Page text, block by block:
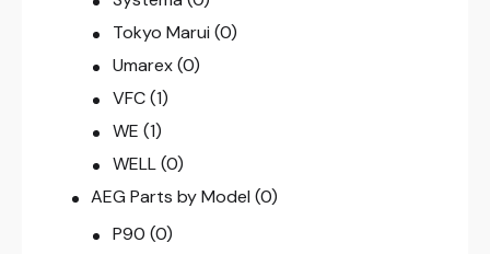
Tokyo Marui (0)
Umarex (0)
VFC (1)
WE (1)
WELL (0)
AEG Parts by Model (0)
P90 (0)